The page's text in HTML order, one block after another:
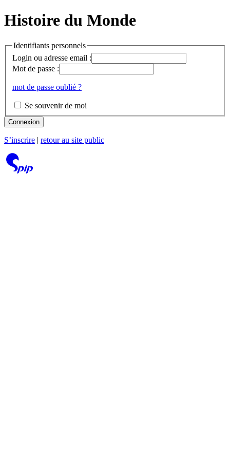
Histoire du Monde
Identifiants personnels
Login ou adresse email :
Mot de passe :
mot de passe oublié ?
Se souvenir de moi
Connexion
S’inscrire retour au site public